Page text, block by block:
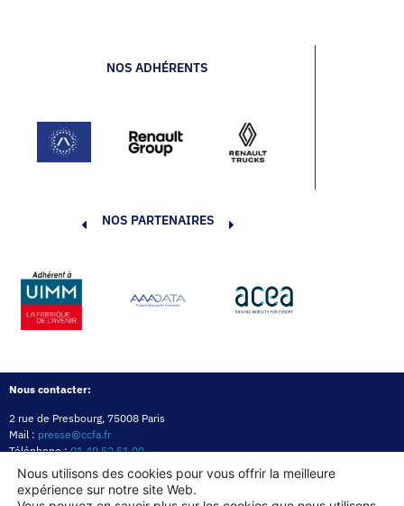
NOS ADHÉRENTS
NOS PARTENAIRES
Nous contacter:
2 rue de Presbourg, 75008 Paris
Mail : presse@ccfa.fr
Téléphone :01 49 52 51 00
Réseau :
LinkedIn
Politique de confidentialitéMentions légalesPolitique des cookies
Nous utilisons des cookies pour vous offrir la meilleure
expérience sur notre site Web.